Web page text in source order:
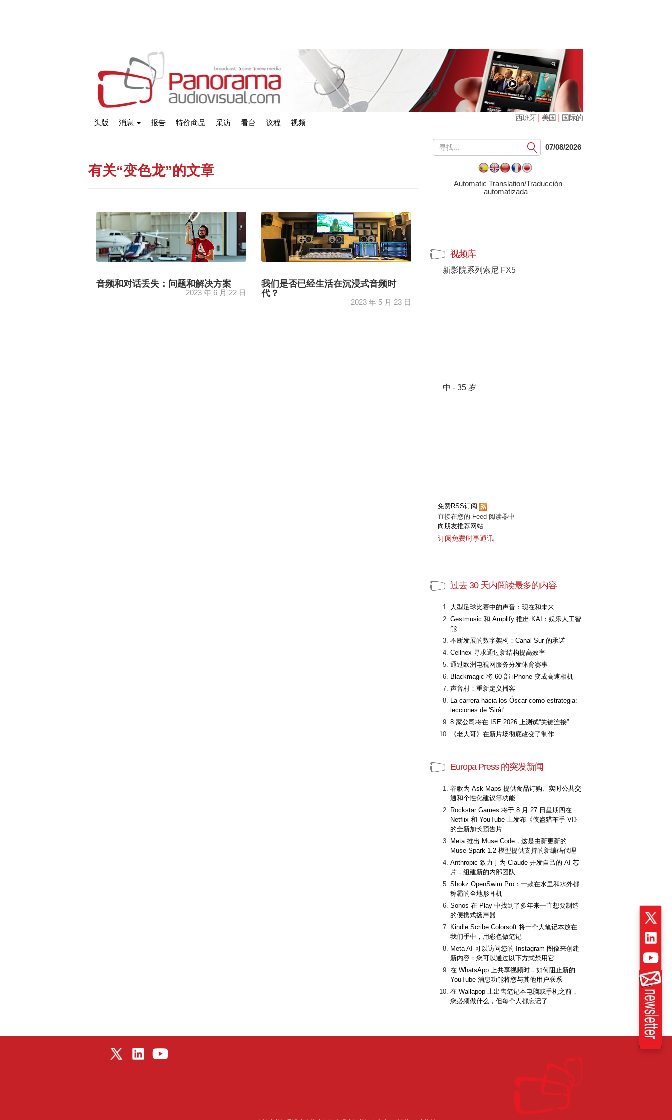
头版 消息 报告 特价商品 采访 看台 议程 视频
西班牙| 美国 | 国际的
有关“变色龙”的文章
音频和对话丢失：问题和解决方案
2023 年 6 月 22 日
我们是否已经生活在沉浸式音频时
代？
2023 年 5 月 23 日
提
交
07/08/2026
Automatic Translation/Traducción
automatizada
视频库
新影院系列索尼 FX5
中 - 35 岁
免费RSS订阅
直接在您的 Feed 阅读器中
向朋友推荐网站
订阅免费时事通讯
过去 30 天内阅读最多的内容
大型足球比赛中的声音：现在和未来
Gestmusic 和 Amplify 推出 KAI：娱乐人工智
能
不断发展的数字架构：Canal Sur 的承诺
Cellnex 寻求通过新结构提高效率
通过欧洲电视网服务分发体育赛事
Blackmagic 将 60 部 iPhone 变成高速相机
声音村：重新定义播客
La carrera hacia los Óscar como estrategia:
lecciones de 'Sirât'
8 家公司将在 ISE 2026 上测试“关键连接”
《老大哥》在新片场彻底改变了制作
Europa Press 的突发新闻
谷歌为 Ask Maps 提供食品订购、实时公共交
通和个性化建议等功能
Rockstar Games 将于 8 月 27 日星期四在
Netflix 和 YouTube 上发布《侠盗猎车手 VI》
的全新加长预告片
Meta 推出 Muse Code，这是由新更新的
Muse Spark 1.2 模型提供支持的新编码代理
Anthropic 致力于为 Claude 开发自己的 AI 芯
片，组建新的内部团队
Shokz OpenSwim Pro：一款在水里和水外都
称霸的全地形耳机
Sonos 在 Play 中找到了多年来一直想要制造
的便携式扬声器
Kindle Scribe Colorsoft 将一个大笔记本放在
我们手中，用彩色做笔记
Meta AI 可以访问您的 Instagram 图像来创建
新内容：您可以通过以下方式禁用它
在 WhatsApp 上共享视频时，如何阻止新的
YouTube 消息功能将您与其他用户联系
在 Wallapop 上出售笔记本电脑或手机之前，
您必须做什么，但每个人都忘记了